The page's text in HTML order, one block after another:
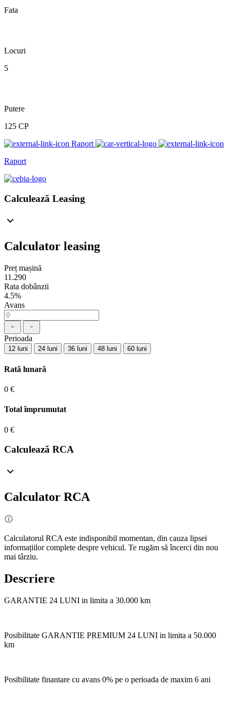
Fata
Locuri
5
Putere
125 CP
Raport
Raport
Calculează Leasing
Calculator leasing
Preț mașină
11.290
Rata dobânzii
4.5%
Avans
Perioada
12 luni 24 luni 36 luni 48 luni 60 luni
Rată lunară
0 €
Total împrumutat
0 €
Calculează RCA
Calculator RCA
Calculatorul RCA este indisponibil momentan, din cauza lipsei
informațiilor complete despre vehicul. Te rugăm să încerci din nou
mai târziu.
Descriere
GARANTIE 24 LUNI in limita a 30.000 km
Posibilitate GARANTIE PREMIUM 24 LUNI in limita a 50.000
km
Posibilitate finantare cu avans 0% pe o perioada de maxim 6 ani